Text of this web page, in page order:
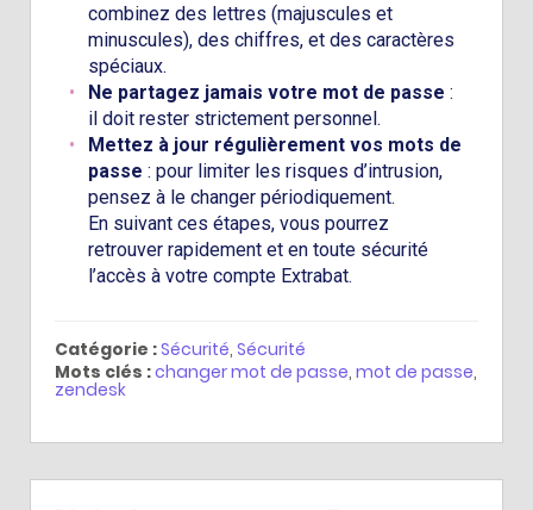
combinez des lettres (majuscules et
minuscules), des chiffres, et des caractères
spéciaux.
Ne partagez jamais votre mot de passe :
il doit rester strictement personnel.
Mettez à jour régulièrement vos mots de
passe : pour limiter les risques d’intrusion,
pensez à le changer périodiquement.
En suivant ces étapes, vous pourrez
retrouver rapidement et en toute sécurité
l’accès à votre compte Extrabat.
Catégorie :Sécurité, Sécurité
Mots clés :changer mot de passe, mot de passe,
zendesk